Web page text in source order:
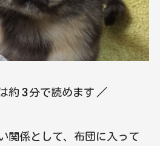
約 3分で読めます ／
関係として、布団に入って